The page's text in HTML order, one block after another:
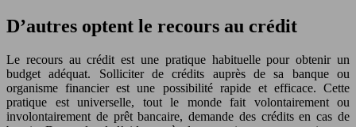
D’autres optent le recours au crédit
Le recours au crédit est une pratique habituelle pour obtenir un
budget adéquat. Solliciter de crédits auprès de sa banque ou
organisme financier est une possibilité rapide et efficace. Cette
pratique est universelle, tout le monde fait volontairement ou
involontairement de prêt bancaire, demande des crédits en cas de